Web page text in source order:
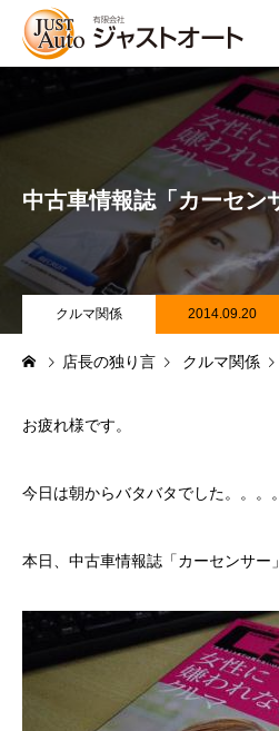
中古車・未使用車
JUジャナイト在庫情報
Gooネット在庫情報
カーセンサー在庫情報
車検・定期点検
各種作業料金
中古車情報誌「カーセン
クルマ関係 2014.09.20
店長の独り言 クルマ関係
お疲れ様です。
今日は朝からバタバタでした。。。
本日、中古車情報誌「カーセンサー